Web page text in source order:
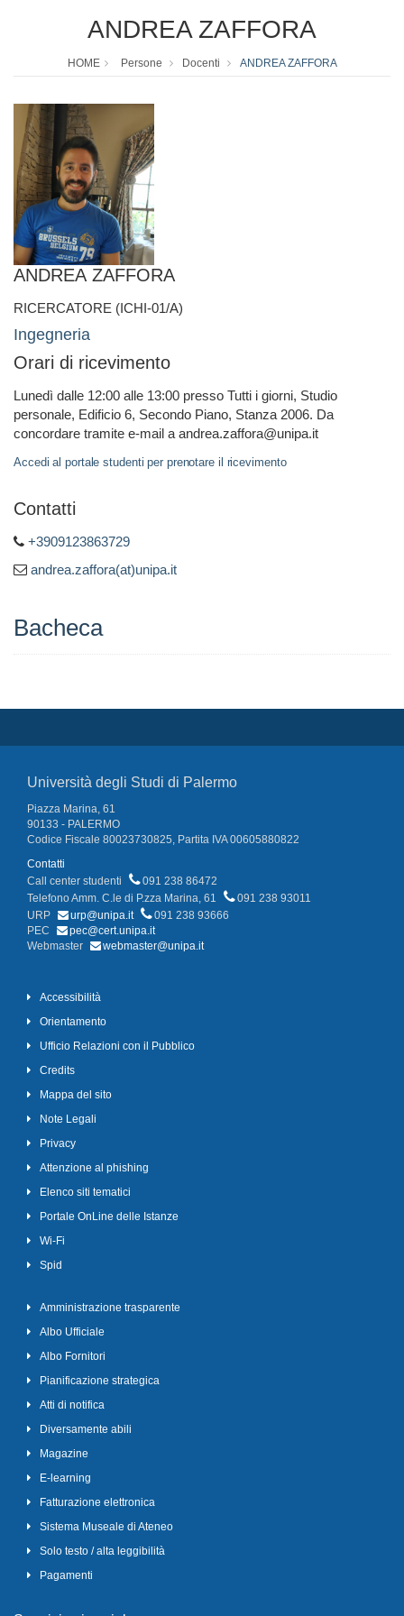
ANDREA ZAFFORA
HOME Persone Docenti ANDREA ZAFFORA
ANDREA ZAFFORA
RICERCATORE (ICHI-01/A)
Ingegneria
Orari di ricevimento
Lunedì dalle 12:00 alle 13:00 presso Tutti i giorni, Studio
personale, Edificio 6, Secondo Piano, Stanza 2006. Da
concordare tramite e-mail a andrea.zaffora@unipa.it
Accedi al portale studenti per prenotare il ricevimento
Contatti
+3909123863729
andrea.zaffora(at)unipa.it
Bacheca
Università degli Studi di Palermo
Piazza Marina, 61
90133 - PALERMO
Codice Fiscale 80023730825, Partita IVA 00605880822
Contatti
Call center studenti
091 238 86472
Telefono Amm. C.le di P.zza Marina, 61
091 238 93011
URP
urp@unipa.it
091 238 93666
PEC
pec@cert.unipa.it
Webmaster
webmaster@unipa.it
Accessibilità
Orientamento
Ufficio Relazioni con il Pubblico
Credits
Mappa del sito
Note Legali
Privacy
Attenzione al phishing
Elenco siti tematici
Portale OnLine delle Istanze
Wi-Fi
Spid
Amministrazione trasparente
Albo Ufficiale
Albo Fornitori
Pianificazione strategica
Atti di notifica
Diversamente abili
Magazine
E-learning
Fatturazione elettronica
Sistema Museale di Ateneo
Solo testo / alta leggibilità
Pagamenti